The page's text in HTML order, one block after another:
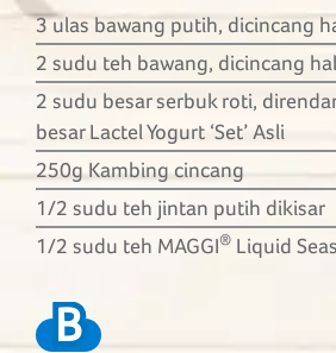
3 ulas bawang putih, dicincang
2 sudu teh bawang, dicincang
2 sudu besar serbuk roti,
besar Lactel Yogurt ‘Set’ Asli
250g Kambing cincang
1/2 sudu teh jintan putih dikisar
1/2 sudu teh MAGGI® Liquid
B